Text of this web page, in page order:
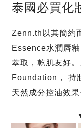
泰國必買化
Zenn.th以其簡約
Essence水潤唇
萃取，乾肌友好
Foundation， 持
天然成分控油效果